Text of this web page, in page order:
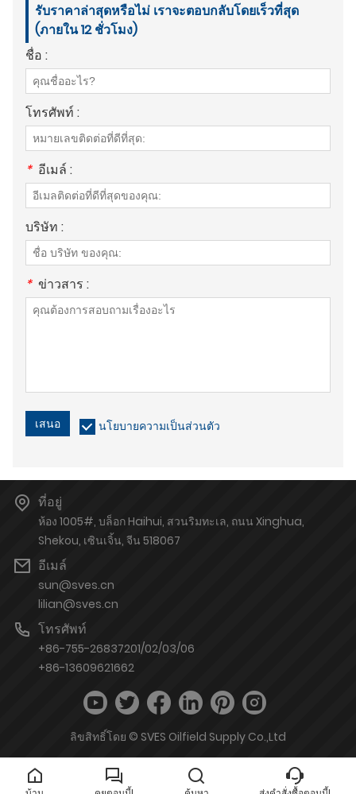
รับราคาล่าสุดหรือไม่ เราจะตอบกลับโดยเร็วที่สุด
(ภายใน 12 ชั่วโมง)
ชื่อ :
โทรศัพท์ :
* อีเมล์ :
บริษัท :
* ข่าวสาร :
เสนอ นโยบายความเป็นส่วนตัว
ที่อยู่
ห้อง 1005#, บล็อก Haihui, สวนริมทะเล, ถนน Xinghua,
Shekou, เซินเจิ้น, จีน 518067
อีเมล์
sun@sves.cn
lilian@sves.cn
โทรศัพท์
+86-755-26837201/02/03/06
+86-13609621662
ลิขสิทธิ์โดย © SVES Oilfield Supply Co.,Ltd